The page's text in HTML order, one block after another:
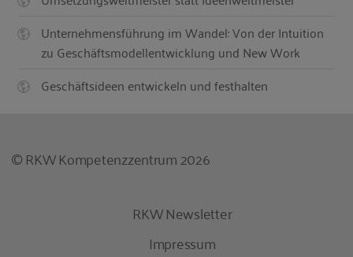
Unternehmensführung im Wandel: Von der Intuition
zu Geschäftsmodellentwicklung und New Work
Geschäftsideen entwickeln und festhalten
© RKW Kompetenzzentrum 2026
RKW Newsletter
Impressum